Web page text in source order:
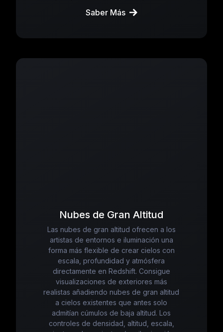
Saber Más
Nubes de Gran Altitud
Las nubes de gran altitud ofrecen a los
artistas de entornos e iluminación una
forma más flexible de crear cielos con
escala, profundidad y atmósfera
directamente en Redshift. Consigue
visualizaciones de exteriores más
realistas añadiendo nubes de gran altitud
a cielos existentes que antes solo
admitían cúmulos de baja altitud. Los
controles de densidad, altitud, escala,